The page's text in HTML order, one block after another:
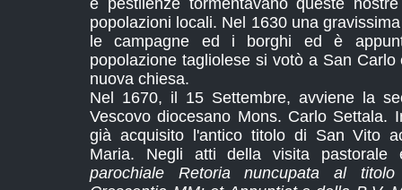
e pestilenze tormentavano queste
popolazioni locali. Nel 1630 una
le campagne ed i borghi ed è
popolazione tagliolese si votò a San
nuova chiesa.
Nel 1670, il 15 Settembre, avviene la
Vescovo diocesano Mons. Carlo Settala.
già acquisito l'antico titolo di San Vito
Maria. Negli atti della visita
parochiale Retoria nuncupata al